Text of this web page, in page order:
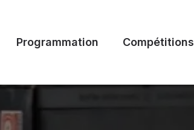
Programmation Compétitions